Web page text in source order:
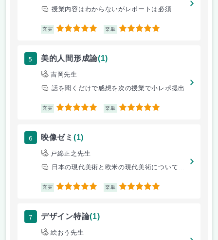
授業内容はわからないがレポートは必須
充実 5 楽単 5
5 美的人間形成論(1)
吉岡先生
話を聞くだけで感想を次の授業で小レポ提出
充実 5 楽単 5
6 映像ゼミ (1)
戸綿正之先生
日本の現代美術と欧米の現代美術について論じました。
充実 5 楽単 5
7 デザイン特論(1)
絵おう先生